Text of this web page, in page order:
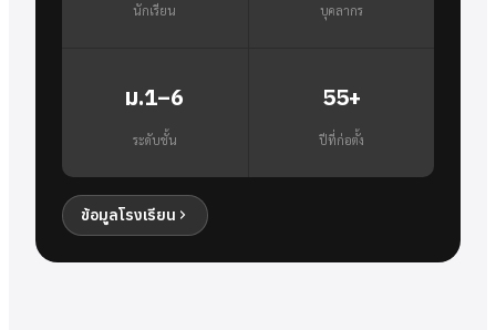
นักเรียน บุคลากร
ม.1–6
ระดับชั้น
55+
ปีที่ก่อตั้ง
ข้อมูลโรงเรียน